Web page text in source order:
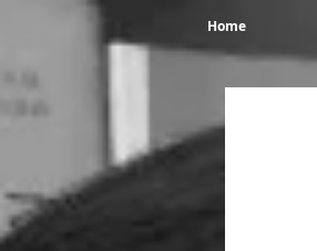
Home